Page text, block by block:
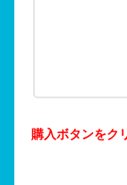
購入ボタンをク